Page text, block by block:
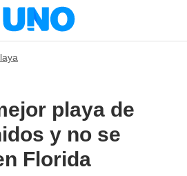
playa de
y no se
Florida